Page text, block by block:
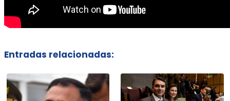
Entradas relacionadas: